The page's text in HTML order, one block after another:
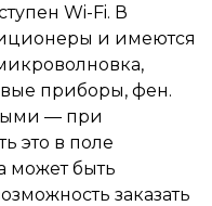
Wi-Fi. В
и имеются
приборы, фен.
— при
это в поле
может быть
заказать